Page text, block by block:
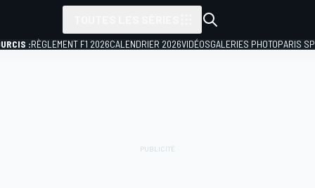
:RÈGLEMENT F1 2026CALENDRIER 2026VIDÉOSGALERIES PHOTOPARIS